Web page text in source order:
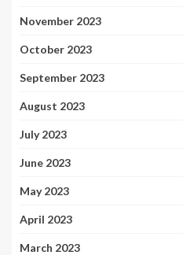
November 2023
October 2023
September 2023
August 2023
July 2023
June 2023
May 2023
April 2023
March 2023